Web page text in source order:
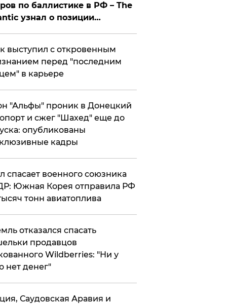
по баллистике в РФ – The
узнал о позиции
выступил с откровенным
перед "последним
в карьере
"Альфы" проник в Донецкий
и сжег "Шахед" еще до
опубликованы
кадры
спасает военного союзника
Южная Корея отправила РФ
тонн авиатоплива
отказался спасать
продавцов
Wildberries: "Ни у
нет денег"
Саудовская Аравия и